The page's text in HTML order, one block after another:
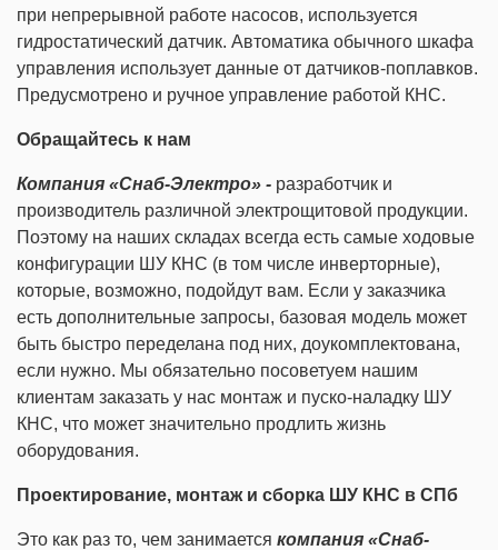
при непрерывной работе насосов, используется
гидростатический датчик. Автоматика обычного шкафа
управления использует данные от датчиков-поплавков.
Предусмотрено и ручное управление работой КНС.
Обращайтесь к нам
Компания «Снаб-Электро» - разработчик и
производитель различной электрощитовой продукции.
Поэтому на наших складах всегда есть самые ходовые
конфигурации ШУ КНС (в том числе инверторные),
которые, возможно, подойдут вам. Если у заказчика
есть дополнительные запросы, базовая модель может
быть быстро переделана под них, доукомплектована,
если нужно. Мы обязательно посоветуем нашим
клиентам заказать у нас монтаж и пуско-наладку ШУ
КНС, что может значительно продлить жизнь
оборудования.
Проектирование, монтаж и сборка ШУ КНС в СПб
Это как раз то, чем занимается компания «Снаб-